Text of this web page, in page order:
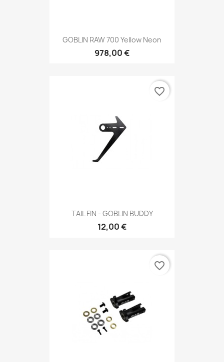
GOBLIN RAW 700 Yellow Neon
978,00 €
TAIL FIN - GOBLIN BUDDY
12,00 €
favorite_border
favorite_border